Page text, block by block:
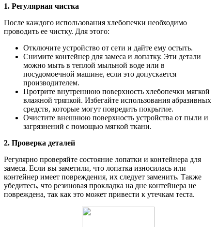
1. Регулярная чистка
После каждого использования хлебопечки необходимо
проводить ее чистку. Для этого:
Отключите устройство от сети и дайте ему остыть.
Снимите контейнер для замеса и лопатку. Эти детали
можно мыть в теплой мыльной воде или в
посудомоечной машине, если это допускается
производителем.
Протрите внутреннюю поверхность хлебопечки мягкой
влажной тряпкой. Избегайте использования абразивных
средств, которые могут повредить покрытие.
Очистите внешнюю поверхность устройства от пыли и
загрязнений с помощью мягкой ткани.
2. Проверка деталей
Регулярно проверяйте состояние лопатки и контейнера для
замеса. Если вы заметили, что лопатка износилась или
контейнер имеет повреждения, их следует заменить. Также
убедитесь, что резиновая прокладка на дне контейнера не
повреждена, так как это может привести к утечкам теста.